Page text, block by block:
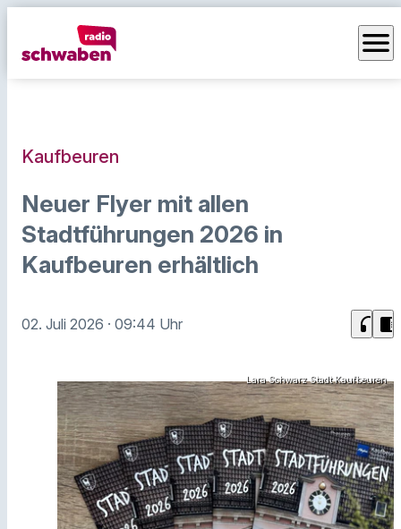
menu
Kaufbeuren
Neuer Flyer mit allen
Stadtführungen 2026 in
Kaufbeuren erhältlich
02. Juli 2026 · 09:44 Uhr headphones chrome_reader_mode
Lara Schwarz Stadt Kaufbeuren